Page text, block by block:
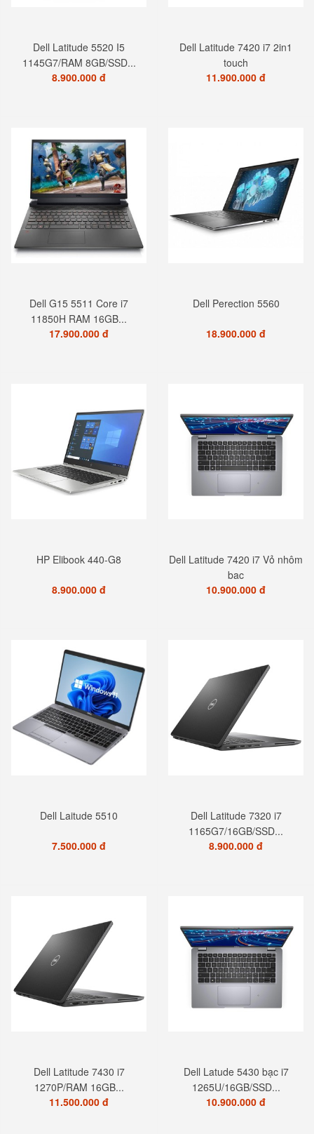
Dell Latitude 5520 I5
1145G7/RAM 8GB/SSD...
8.900.000 đ
Dell Latitude 7420 i7 2in1
touch
11.900.000 đ
Dell G15 5511 Core i7
11850H RAM 16GB...
17.900.000 đ
Dell Perection 5560
18.900.000 đ
HP Elibook 440-G8
8.900.000 đ
Dell Latitude 7420 i7 Vỏ nhôm
bạc
10.900.000 đ
Dell Laitude 5510
7.500.000 đ
Dell Latitude 7320 i7
1165G7/16GB/SSD...
8.900.000 đ
Dell Latitude 7430 i7
1270P/RAM 16GB...
11.500.000 đ
Dell Latude 5430 bạc i7
1265U/16GB/SSD...
10.900.000 đ